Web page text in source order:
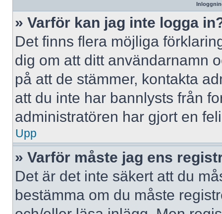
» Varför kan jag inte logga
Det finns flera möjliga
dig om att ditt användarnamn
på att de stämmer, kontakta
att du inte har bannlysts från
administratören har gjort en
Upp
» Varför måste jag ens
Det är det inte säkert att du
bestämma om du måste